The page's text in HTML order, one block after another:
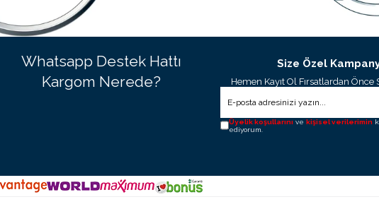
Whatsapp Destek Hattı
Kargom Nerede?
Size Özel
Hemen Kayıt Ol Fırsatlardan Önce
Üyelik koşullarını vekişisel verilerimin
ediyorum.